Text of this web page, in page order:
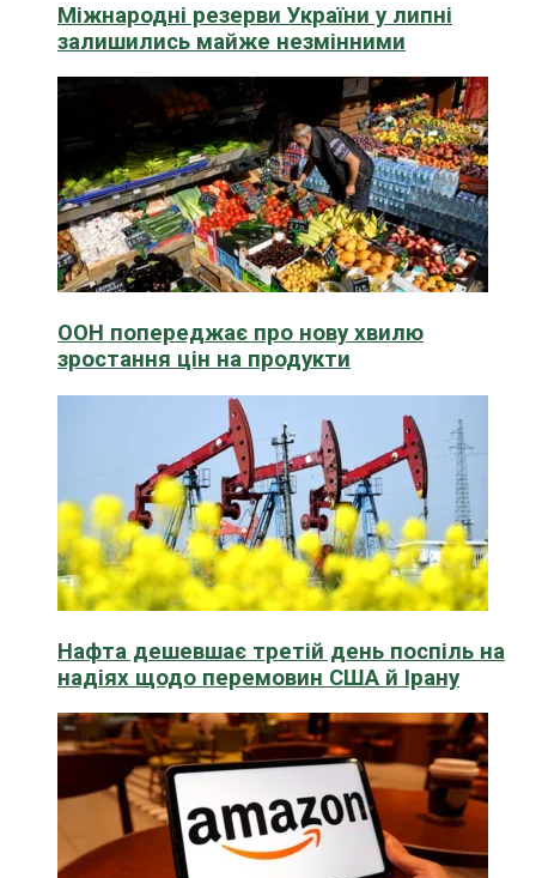
Міжнародні резерви України у липні
залишились майже незмінними
ООН попереджає про нову хвилю
зростання цін на продукти
Нафта дешевшає третій день поспіль на
надіях щодо перемовин США й Ірану